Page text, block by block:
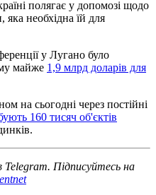
полягає у допомозі щодо
яка необхідна їй для
у Лугано було
майже 1,9 млрд доларів для
на сьогодні через постійні
160 тисяч об'єктів
Telegram. Підписуйтесь на